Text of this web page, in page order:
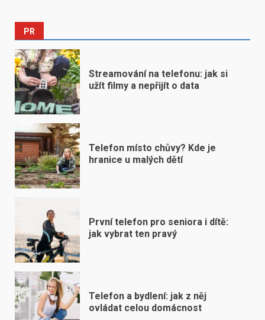
PR
Streamování na telefonu: jak si
užít filmy a nepřijít o data
Telefon místo chůvy? Kde je
hranice u malých dětí
První telefon pro seniora i dítě:
jak vybrat ten pravý
Telefon a bydlení: jak z něj
ovládat celou domácnost